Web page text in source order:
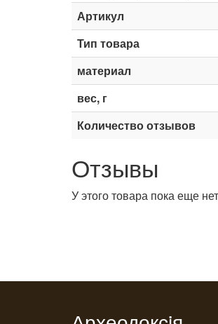
Артикул
Тип товара
материал
вес, г
Количество отзывов
Отзывы
У этого товара пока еще